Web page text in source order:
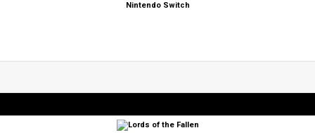
Nintendo Switch